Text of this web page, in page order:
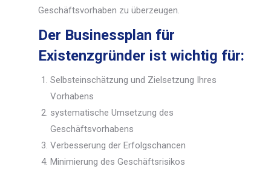
Geschäftsvorhaben zu überzeugen.
Der Businessplan für
Existenzgründer ist wichtig für:
Selbsteinschätzung und Zielsetzung Ihres
Vorhabens
systematische Umsetzung des
Geschäftsvorhabens
Verbesserung der Erfolgschancen
Minimierung des Geschäftsrisikos